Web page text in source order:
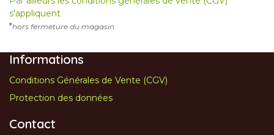
s'appliquent
*hors fermeture du magasin
Informations
Conditions Générales de Vente (CGV)
Protection des données
Contact